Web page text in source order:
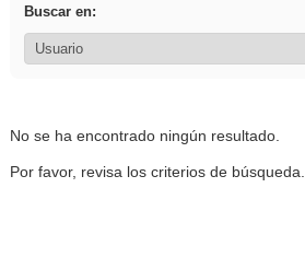
Buscar en:
No se ha encontrado ningún resultado.
Por favor, revisa los criterios de búsqueda.